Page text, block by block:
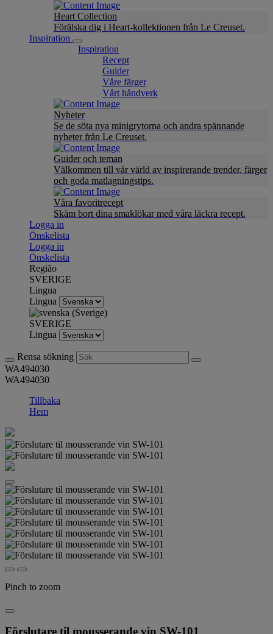
Heart Collection
Förälska dig i Heart-kollektionen från Le Creuset.
Inspiration
Inspiration
Recept
Guider
Våre färger
Vårt håndverk
Nyheter
Se de söta nya minigrytorna och andra spännande
nyheter från Le Creuset.
Guider och teman
Välkommen till vår värld av inspirerande trender, färger
och goda matlagningstips.
Våra favoritrecept
Skäm bort dina smaklökar med våra läckra recept.
Logga in
Önskelista
Logga in
Önskelista
Região
SVERIGE
Lingua
Lingua
SVERIGE
Lingua
Rensa sökning
WA494030
WA494030
Tillbaka
Hem
Pinch to zoom
Förslutare til mousserande vin SW-101